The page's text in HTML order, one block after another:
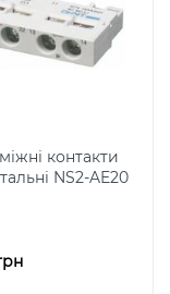
контакти
NS2-AE20